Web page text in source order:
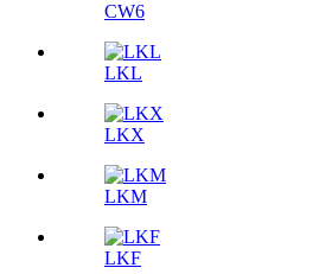
CW6
LKL
LKX
LKM
LKF